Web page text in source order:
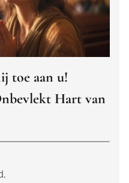
toe aan u!
Hart van